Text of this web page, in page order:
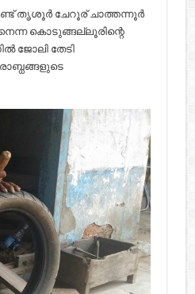
തൃശൂർ ചേറൂര് ചാത്തന്നൂർ
കൊടുങ്ങല്ലൂരിന്റെ
ജോലി തേടി